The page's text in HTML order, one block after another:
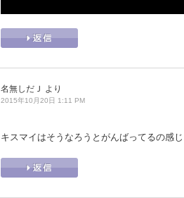
名無しだＪ より
2015年10月20日 1:11 PM
キスマイはそうなろうとがんばってるの感